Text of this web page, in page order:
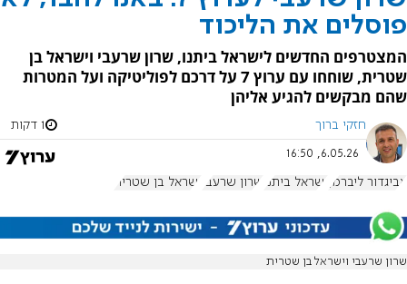
פוסלים את הליכוד
המצטרפים החדשים לישראל ביתנו, שרון שרעבי וישראל בן
שטרית, שוחחו עם ערוץ 7 על דרכם לפוליטיקה ועל המטרות
שהם מבקשים להגיע אליהן
חזקי ברוך 1 דקות
6.05.26, 16:50
אביגדור ליברמן ישראל ביתנו שרון שרעבי ישראל בן שטרית
שרון שרעבי וישראל בן שטרית